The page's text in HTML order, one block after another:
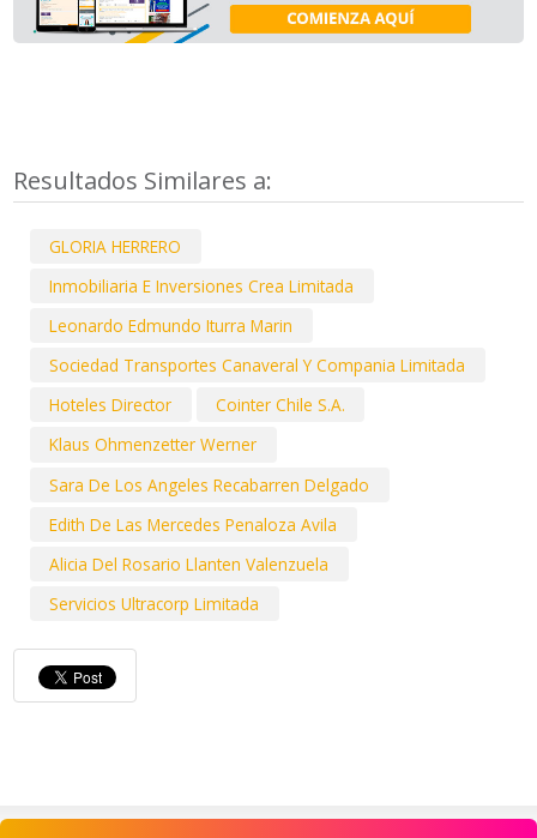
Resultados Similares a:
GLORIA HERRERO
Inmobiliaria E Inversiones Crea Limitada
Leonardo Edmundo Iturra Marin
Sociedad Transportes Canaveral Y Compania Limitada
Hoteles Director
Cointer Chile S.A.
Klaus Ohmenzetter Werner
Sara De Los Angeles Recabarren Delgado
Edith De Las Mercedes Penaloza Avila
Alicia Del Rosario Llanten Valenzuela
Servicios Ultracorp Limitada